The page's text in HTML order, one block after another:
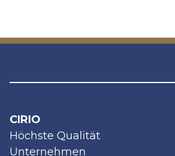
CIRIO
Höchste Qualität
Unternehmen